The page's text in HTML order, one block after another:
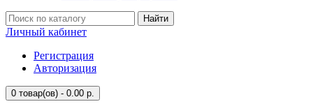
Найти
Личный кабинет
Регистрация
Авторизация
0 товар(ов) - 0.00 р.